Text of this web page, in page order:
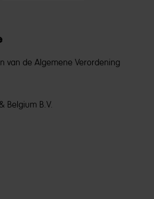
van de Algemene Verordening
Belgium B.V.